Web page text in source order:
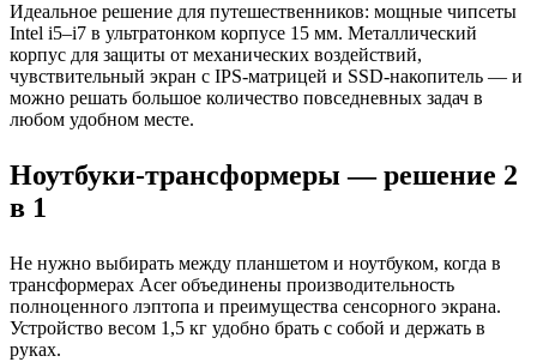
Идеальное решение для путешественников: мощные чипсеты
Intel i5–i7 в ультратонком корпусе 15 мм. Металлический
корпус для защиты от механических воздействий,
чувствительный экран с IPS-матрицей и SSD-накопитель — и
можно решать большое количество повседневных задач в
любом удобном месте.
Ноутбуки-трансформеры — решение 2
в 1
Не нужно выбирать между планшетом и ноутбуком, когда в
трансформерах Acer объединены производительность
полноценного лэптопа и преимущества сенсорного экрана.
Устройство весом 1,5 кг удобно брать с собой и держать в
руках.